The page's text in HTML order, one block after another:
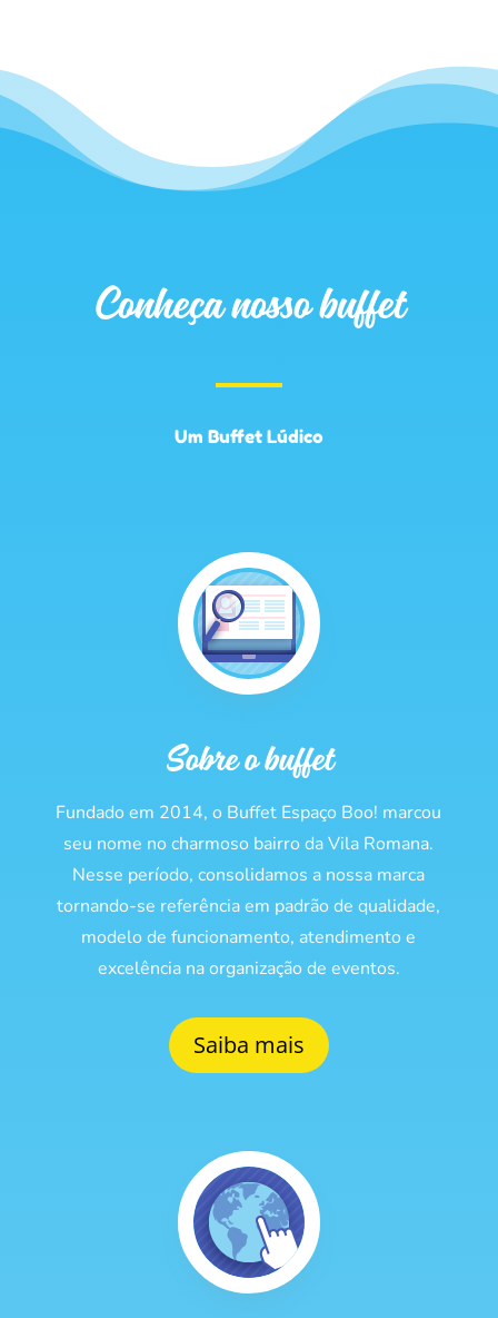
Conheça nosso buffet
Um Buffet Lúdico
Sobre o buffet
Fundado em 2014, o Buffet Espaço Boo! marcou
seu nome no charmoso bairro da Vila Romana.
Nesse período, consolidamos a nossa marca
tornando-se referência em padrão de qualidade,
modelo de funcionamento, atendimento e
excelência na organização de eventos.
Saiba mais